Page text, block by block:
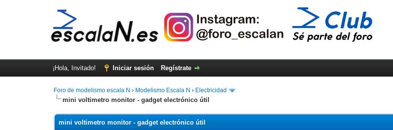
¡Hola, Invitado! Iniciar sesión Regístrate
Foro de modelismo escala N › Modelismo Escala N › Electricidad
mini voltimetro monitor - gadget electrónico útil
mini voltimetro monitor - gadget electrónico útil